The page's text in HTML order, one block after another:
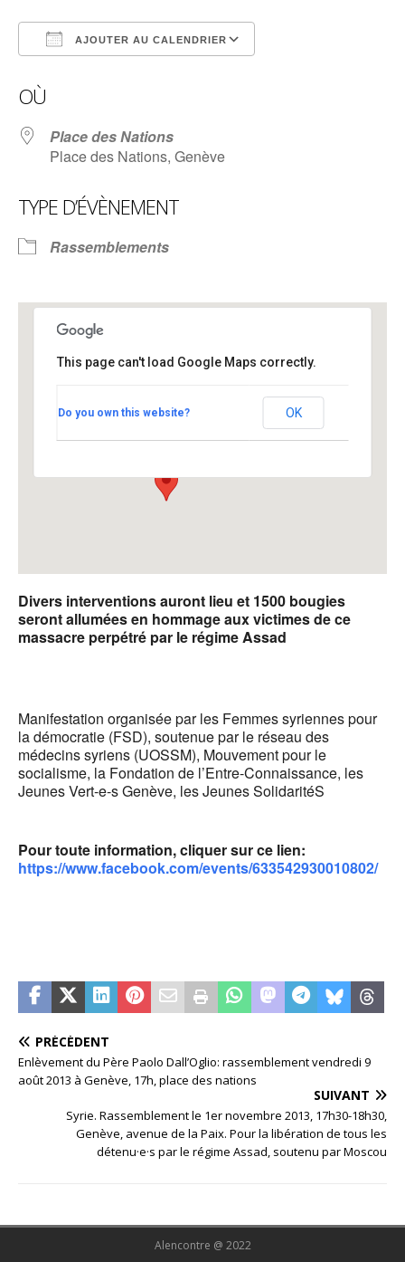
AJOUTER AU CALENDRIER
OÙ
Place des Nations
Place des Nations, Genève
TYPE D’ÉVÈNEMENT
Rassemblements
Voir Évènements
This page can't load Google Maps correctly.
Do you own this website? OK
Divers interventions auront lieu et 1500 bougies
seront allumées en hommage aux victimes de ce
massacre perpétré par le régime Assad
Manifestation organisée par les Femmes syriennes pour
la démocratie (FSD), soutenue par le réseau des
médecins syriens (UOSSM), Mouvement pour le
socialisme, la Fondation de l’Entre-Connaissance, les
Jeunes Vert-e-s Genève, les Jeunes SolidaritéS
Pour toute information, cliquer sur ce lien:
https://www.facebook.com/events/633542930010802/
PRÉCÉDENT
Enlèvement du Père Paolo Dall’Oglio: rassemblement vendredi 9
août 2013 à Genève, 17h, place des nations
SUIVANT
Syrie. Rassemblement le 1er novembre 2013, 17h30-18h30,
Genève, avenue de la Paix. Pour la libération de tous les
détenu·e·s par le régime Assad, soutenu par Moscou
Alencontre @ 2022